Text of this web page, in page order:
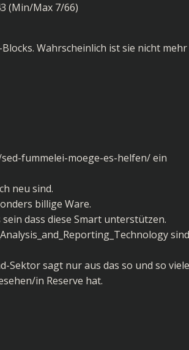
(Min/Max 7/66)
Wahrscheinlich ist sie nicht
fummelei-moege-es-helfen/ein
neu sind.
billige Ware.
dass diese Smart unterstützen.
Sektor sagt nur aus das so und so viele
in Reserve hat.